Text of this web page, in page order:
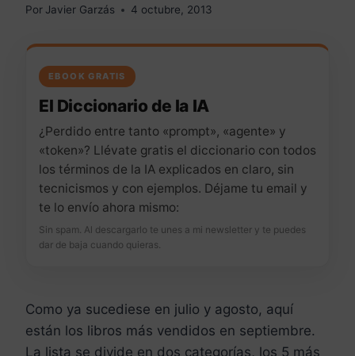
Por Javier Garzás 4 octubre, 2013
EBOOK GRATIS
El Diccionario de la IA
¿Perdido entre tanto «prompt», «agente» y
«token»? Llévate gratis el diccionario con todos
los términos de la IA explicados en claro, sin
tecnicismos y con ejemplos. Déjame tu email y
te lo envío ahora mismo:
Sin spam. Al descargarlo te unes a mi newsletter y te puedes
dar de baja cuando quieras.
Como ya sucediese en julio y agosto, aquí
están los libros más vendidos en septiembre.
La lista se divide en dos categorías, los 5 más